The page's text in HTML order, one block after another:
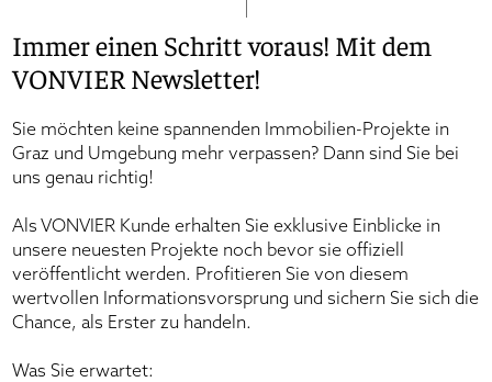
Immer einen Schritt voraus! Mit dem
VONVIER Newsletter!
Sie möchten keine spannenden Immobilien-Projekte in
Graz und Umgebung mehr verpassen? Dann sind Sie bei
uns genau richtig!
Als VONVIER Kunde erhalten Sie exklusive Einblicke in
unsere neuesten Projekte noch bevor sie offiziell
veröffentlicht werden. Profitieren Sie von diesem
wertvollen Informationsvorsprung und sichern Sie sich die
Chance, als Erster zu handeln.
Was Sie erwartet: